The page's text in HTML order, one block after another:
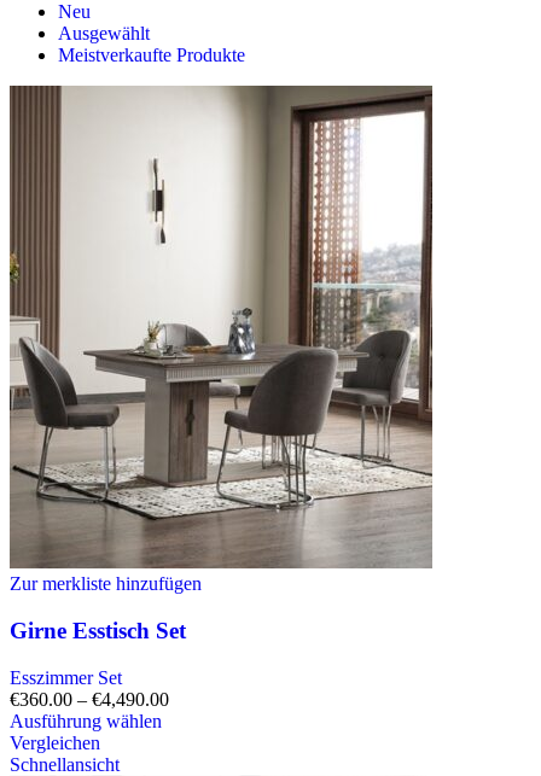
Neu
Ausgewählt
Meistverkaufte Produkte
Zur merkliste hinzufügen
Girne Esstisch Set
Esszimmer Set
€360.00 – €4,490.00
Ausführung wählen
Vergleichen
Schnellansicht